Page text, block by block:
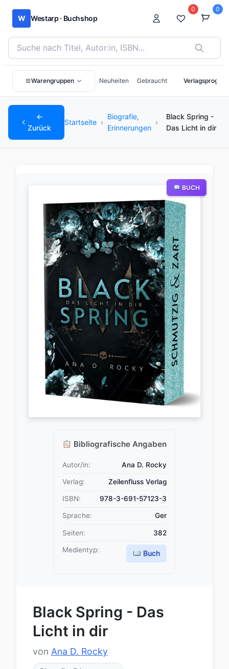
W Westarp · Buchshop
Bücher suchen nach Titel, Autor:in oder ISBN
0 0
Warengruppen Neuheiten Gebraucht
←
Zurück
Startseite ›
Biografie,
Erinnerungen
›
Black Spring -
Das Licht in dir
Bibliografische Angaben
Autor/in: Ana D. Rocky
Verlag: Zeilenfluss Verlag
ISBN: 978-3-691-57123-3
Sprache: Ger
Seiten: 382
Medientyp: Buch
BUCH
Black Spring - Das
Licht in dir
von Ana D. Rocky